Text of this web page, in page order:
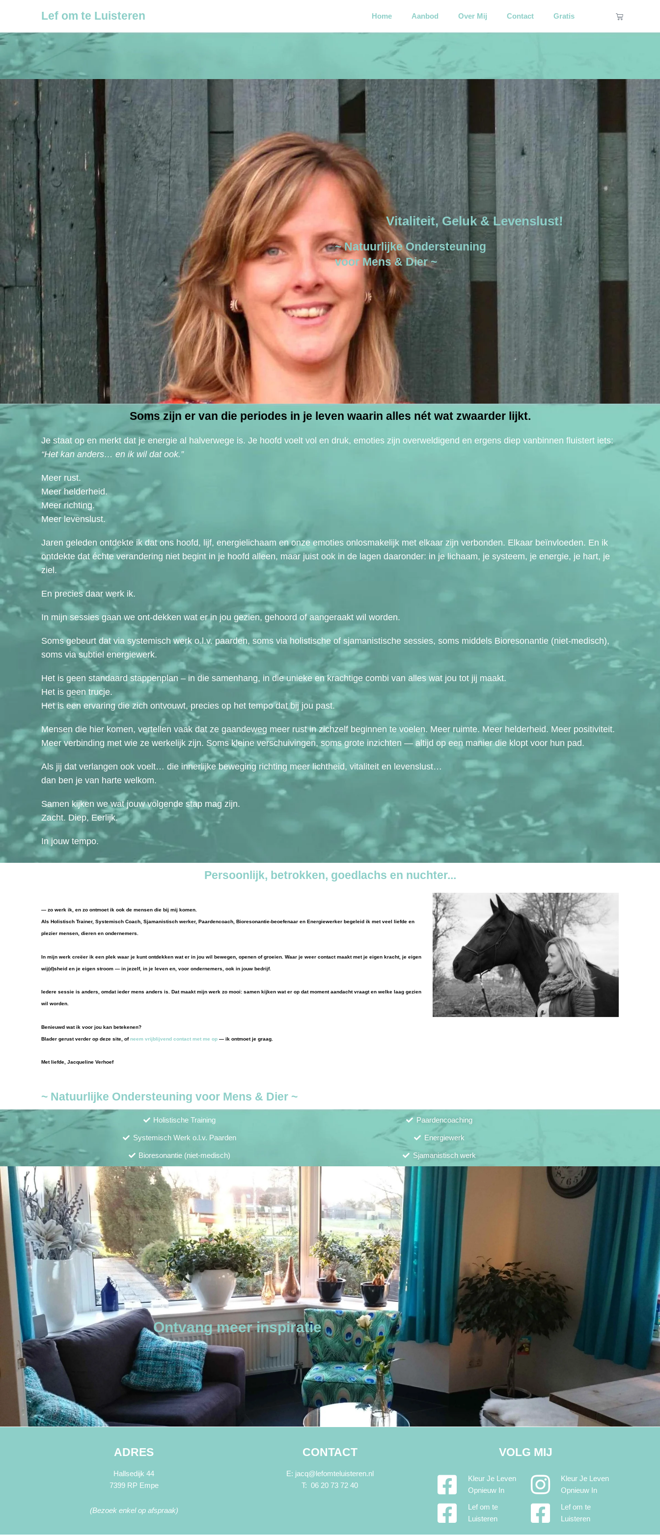
inhoud
Lef om te Luisteren Home Aanbod Over Mij Contact Gratis
Vitaliteit, Geluk & Levenslust!
~ Natuurlijke Ondersteuning
voor Mens & Dier ~
Soms zijn er van die periodes in je leven waarin alles nét wat zwaarder lijkt.
Je staat op en merkt dat je energie al halverwege is. Je hoofd voelt vol en druk, emoties zijn overweldigend en ergens diep vanbinnen fluistert iets:
“Het kan anders… en ik wil dat ook.”
Meer rust.
Meer helderheid.
Meer richting.
Meer levenslust.
Jaren geleden ontdekte ik dat ons hoofd, lijf, energielichaam en onze emoties onlosmakelijk met elkaar zijn verbonden. Elkaar beïnvloeden. En ik
ontdekte dat échte verandering niet begint in je hoofd alleen, maar juist ook in de lagen daaronder: in je lichaam, je systeem, je energie, je hart, je
ziel.
En precies daar werk ik.
In mijn sessies gaan we ont-dekken wat er in jou gezien, gehoord of aangeraakt wil worden.
Soms gebeurt dat via systemisch werk o.l.v. paarden, soms via holistische of sjamanistische sessies, soms middels Bioresonantie (niet-medisch),
soms via subtiel energiewerk.
Het is geen standaard stappenplan – in die samenhang, in die unieke en krachtige combi van alles wat jou tot jij maakt.
Het is geen trucje.
Het is een ervaring die zich ontvouwt, precies op het tempo dat bij jou past.
Mensen die hier komen, vertellen vaak dat ze gaandeweg meer rust in zichzelf beginnen te voelen. Meer ruimte. Meer helderheid. Meer positiviteit.
Meer verbinding met wie ze werkelijk zijn. Soms kleine verschuivingen, soms grote inzichten — altijd op een manier die klopt voor hun pad.
Als jij dat verlangen ook voelt… die innerlijke beweging richting meer lichtheid, vitaliteit en levenslust…
dan ben je van harte welkom.
Samen kijken we wat jouw volgende stap mag zijn.
Zacht. Diep, Eerlijk.
In jouw tempo.
Persoonlijk, betrokken, goedlachs en nuchter...
— zo werk ik, en zo ontmoet ik ook de mensen die bij mij komen.
Als Holistisch Trainer, Systemisch Coach, Sjamanistisch werker, Paardencoach, Bioresonantie-beoefenaar en Energiewerker begeleid ik met veel liefde en
plezier mensen, dieren en ondernemers.
In mijn werk creëer ik een plek waar je kunt ontdekken wat er in jou wil bewegen, openen of groeien. Waar je weer contact maakt met je eigen kracht, je eigen
wij(d)sheid en je eigen stroom — in jezelf, in je leven en, voor ondernemers, ook in jouw bedrijf.
Iedere sessie is anders, omdat ieder mens anders is. Dat maakt mijn werk zo mooi: samen kijken wat er op dat moment aandacht vraagt en welke laag gezien
wil worden.
Benieuwd wat ik voor jou kan betekenen?
Blader gerust verder op deze site, ofneem vrijblijvend contact met me op— ik ontmoet je graag.
Met liefde, Jacqueline Verhoef
~ Natuurlijke Ondersteuning voor Mens & Dier ~
Holistische Training
Systemisch Werk o.l.v. Paarden
Bioresonantie (niet-medisch)
Paardencoaching
Energiewerk
Sjamanistisch werk
Ontvang meer inspiratie
ADRES
Hallsedijk 44
7399 RP Empe
(Bezoek enkel op afspraak)
CONTACT
E: jacq@lefomteluisteren.nl
T: 06 20 73 72 40
VOLG MIJ
Kleur Je Leven
Opnieuw In
Lef om te
Luisteren
Kleur Je Leven
Opnieuw In
Lef om te
Luisteren